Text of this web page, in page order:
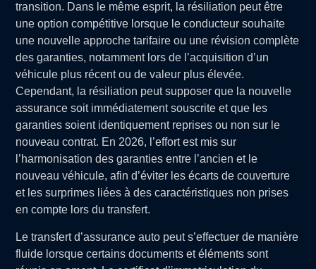
transition. Dans le même esprit, la résiliation peut être
une option compétitive lorsque le conducteur souhaite
une nouvelle approche tarifaire ou une révision complète
des garanties, notamment lors de l’acquisition d’un
véhicule plus récent ou de valeur plus élevée.
Cependant, la résiliation peut supposer que la nouvelle
assurance soit immédiatement souscrite et que les
garanties soient identiquement reprises ou non sur le
nouveau contrat. En 2026, l’effort est mis sur
l’harmonisation des garanties entre l’ancien et le
nouveau véhicule, afin d’éviter les écarts de couverture
et les surprimes liées à des caractéristiques non prises
en compte lors du transfert.
Le transfert d’assurance auto peut s’effectuer de manière
fluide lorsque certains documents et éléments sont